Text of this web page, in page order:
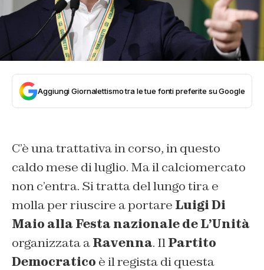
Aggiungi Giornalettismo tra le tue fonti preferite su Google
C’è una trattativa in corso, in questo
caldo mese di luglio. Ma il calciomercato
non c’entra. Si tratta del lungo tira e
molla per riuscire a portare Luigi Di
Maio alla Festa nazionale de L’Unità
organizzata aRavenna. IlPartito
Democratico è il regista di questa